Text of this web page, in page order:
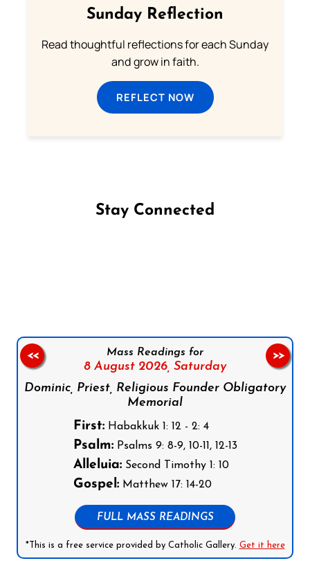
Sunday Reflection
Read thoughtful reflections for each Sunday
and grow in faith.
REFLECT NOW
Stay Connected
Mass Readings for
8 August 2026, Saturday
Dominic, Priest, Religious Founder Obligatory
Memorial
First:Habakkuk 1: 12 - 2: 4
Psalm:Psalms 9: 8-9, 10-11, 12-13
Alleluia:Second Timothy 1: 10
Gospel:Matthew 17: 14-20
FULL MASS READINGS
*This is a free service provided by Catholic Gallery. Get it here
<< >>